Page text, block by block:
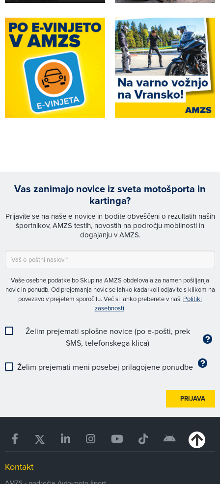
Vas zanimajo novice iz sveta motošporta in
kartinga?
Prijavite se na naše e-novice in bodite obveščeni o rezultatih naših
športnikov, AMZS testih, novostih na področju mobilnosti in
dogajanju v AMZS.
Vaše osebne podatke bo Skupina AMZS obdelovala za namen pošiljanja
novic in ponudb. Od prejemanja novic se lahko kadarkoli odjavite s klikom na
povezavo v prejetem sporočilu. Več si lahko preberete v naši Politiki
zasebnosti.
Želim prejemati splošne novice (po e-pošti, prek
SMS, telefonskega klica)
Želim prejemati meni posebej prilagojene ponudbe
PRIJAVA
Kontakt